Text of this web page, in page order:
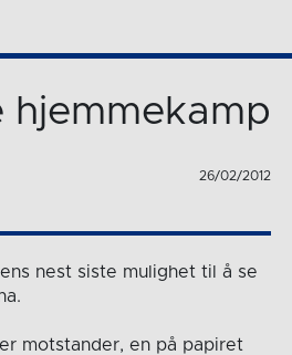
hjemmekamp
26/02/2012
nest siste mulighet til å se
motstander, en på papiret